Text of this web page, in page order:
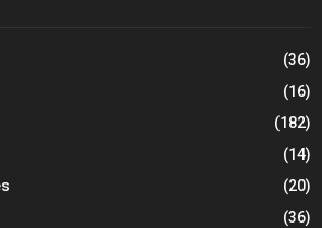
(36)
(16)
(182)
(14)
(20)
(36)